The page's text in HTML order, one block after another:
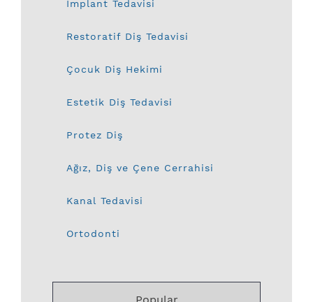
İmplant Tedavisi
Restoratif Diş Tedavisi
Çocuk Diş Hekimi
Estetik Diş Tedavisi
Protez Diş
Ağız, Diş ve Çene Cerrahisi
Kanal Tedavisi
Ortodonti